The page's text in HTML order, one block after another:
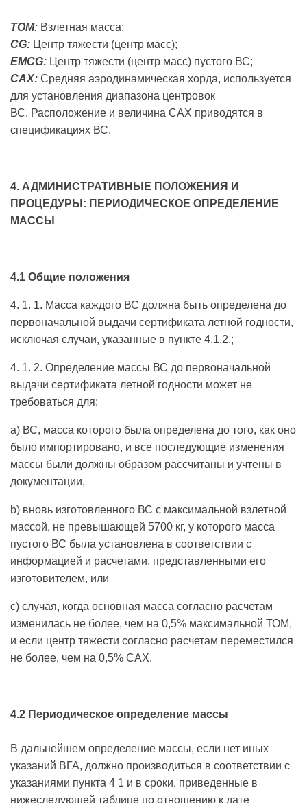
ТОМ: Взлетная масса;
CG: Центр тяжести (центр масс);
EMCG: Центр тяжести (центр масс) пустого ВС;
САХ: Средняя аэродинамическая хорда, используется
для установления диапазона центровок
ВС. Расположение и величина САХ приводятся в
спецификациях ВС.
4. АДМИНИСТРАТИВНЫЕ ПОЛОЖЕНИЯ И
ПРОЦЕДУРЫ: ПЕРИОДИЧЕСКОЕ ОПРЕДЕЛЕНИЕ
МАССЫ
4.1 Общие положения
4. 1. 1. Масса каждого ВС должна быть определена до
первоначальной выдачи сертификата летной годности,
исключая случаи, указанные в пункте 4.1.2.;
4. 1. 2. Определение массы ВС до первоначальной
выдачи сертификата летной годности может не
требоваться для:
a) ВС, масса которого была определена до того, как оно
было импортировано, и все последующие изменения
массы были должны образом рассчитаны и учтены в
документации,
b) вновь изготовленного ВС с максимальной взлетной
массой, не превышающей 5700 кг, у которого масса
пустого ВС была установлена в соответствии с
информацией и расчетами, представленными его
изготовителем, или
c) случая, когда основная масса согласно расчетам
изменилась не более, чем на 0,5% максимальной ТОМ,
и если центр тяжести согласно расчетам переместился
не более, чем на 0,5% САХ.
4.2 Периодическое определение массы
В дальнейшем определение массы, если нет иных
указаний ВГА, должно производиться в соответствии с
указаниями пункта 4 1 и в сроки, приведенные в
нижеследующей таблице по отношению к дате